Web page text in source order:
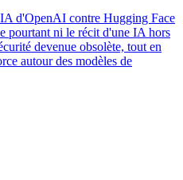
d'OpenAI contre Hugging Face
pourtant ni le récit d'une IA hors
devenue obsolète, tout en
autour des modèles de